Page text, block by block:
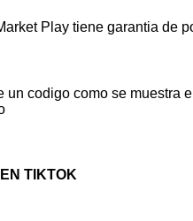
Play tiene garantia de
codigo como se
TIKTOK